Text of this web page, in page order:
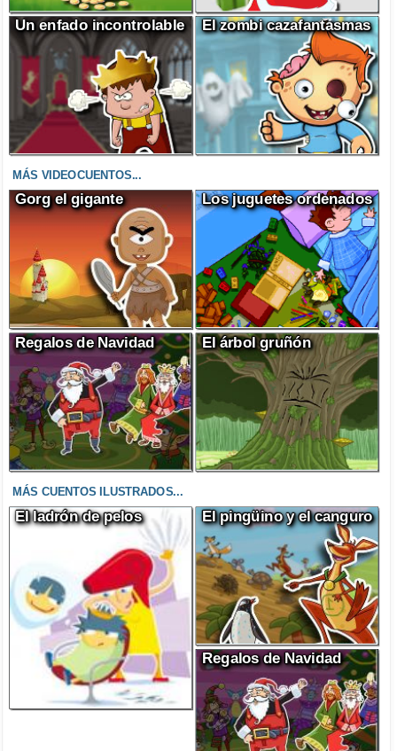
Un enfado incontrolable El zombi cazafantasmas
MÁS VIDEOCUENTOS...
Gorg el gigante Los juguetes ordenados
Regalos de Navidad El árbol gruñón
MÁS CUENTOS ILUSTRADOS...
El ladrón de pelos El pingüino y el canguro
Regalos de Navidad